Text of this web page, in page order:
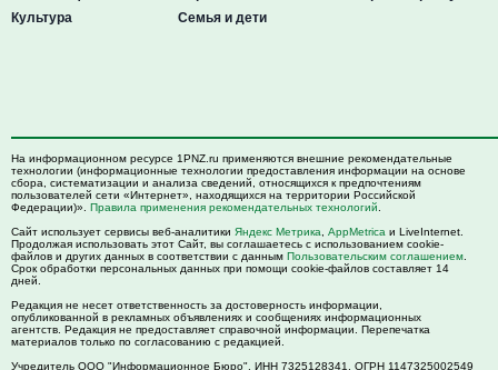
Культура
Семья и дети
На информационном ресурсе 1PNZ.ru применяются внешние рекомендательные
технологии (информационные технологии предоставления информации на основе
сбора, систематизации и анализа сведений, относящихся к предпочтениям
пользователей сети «Интернет», находящихся на территории Российской
Федерации)». Правила применения рекомендательных технологий
Сайт использует сервисы веб-аналитики Яндекс Метрика AppMetrica и LiveInternet.
Продолжая использовать этот Сайт, вы соглашаетесь с использованием cookie-
файлов и других данных в соответствии с данным Пользовательским соглашением
Срок обработки персональных данных при помощи cookie-файлов составляет 14
дней.
Редакция не несет ответственность за достоверность информации,
опубликованной в рекламных объявлениях и сообщениях информационных
агентств. Редакция не предоставляет справочной информации. Перепечатка
материалов только по согласованию с редакцией.
Учредитель ООО "Информационное Бюро". ИНН 7325128341, ОГРН 1147325002549